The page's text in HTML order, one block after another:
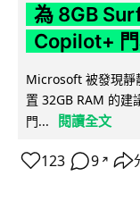
為 8GB
Copilot+ 門
Microsoft 被發現靜
置 32GB RAM 的建
門...
閱讀全文
123 9 ↗